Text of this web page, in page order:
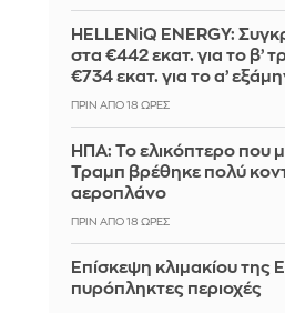
HELLENiQ ENERGY:
στα €442 εκατ. για το β’
€734 εκατ. για το α’
ΠΡΙΝ ΑΠΌ 18 ΏΡΕΣ
ΗΠΑ: Το ελικόπτερο που
Τραμπ βρέθηκε πολύ
αεροπλάνο
ΠΡΙΝ ΑΠΌ 18 ΏΡΕΣ
Επίσκεψη κλιμακίου της
πυρόπληκτες περιοχές